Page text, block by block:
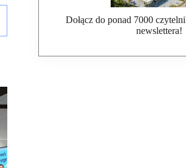
Dołącz do ponad 7000
newslettera!